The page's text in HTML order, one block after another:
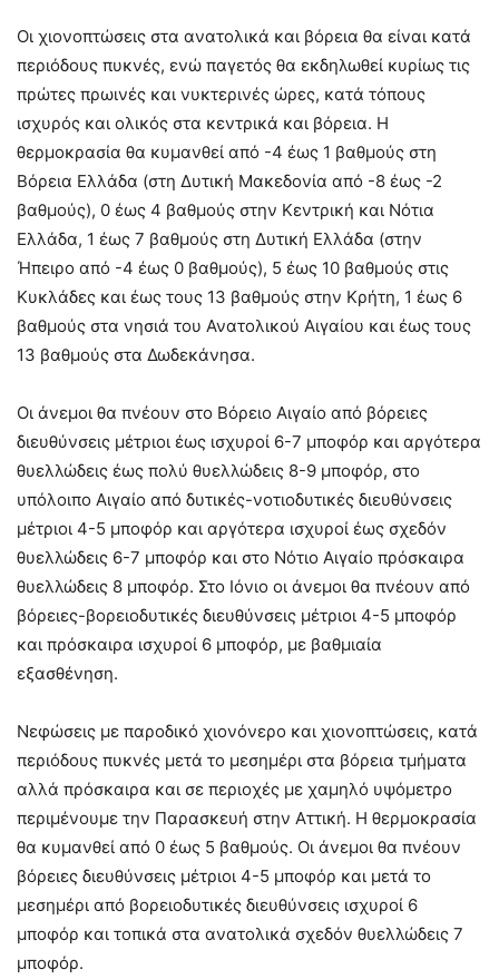
Οι χιονοπτώσεις στα ανατολικά και βόρεια θα είναι κατά
περιόδους πυκνές, ενώ παγετός θα εκδηλωθεί κυρίως τις
πρώτες πρωινές και νυκτερινές ώρες, κατά τόπους
ισχυρός και ολικός στα κεντρικά και βόρεια. Η
θερμοκρασία θα κυμανθεί από -4 έως 1 βαθμούς στη
Βόρεια Ελλάδα (στη Δυτική Μακεδονία από -8 έως -2
βαθμούς), 0 έως 4 βαθμούς στην Κεντρική και Νότια
Ελλάδα, 1 έως 7 βαθμούς στη Δυτική Ελλάδα (στην
Ήπειρο από -4 έως 0 βαθμούς), 5 έως 10 βαθμούς στις
Κυκλάδες και έως τους 13 βαθμούς στην Κρήτη, 1 έως 6
βαθμούς στα νησιά του Ανατολικού Αιγαίου και έως τους
13 βαθμούς στα Δωδεκάνησα.
Οι άνεμοι θα πνέουν στο Βόρειο Αιγαίο από βόρειες
διευθύνσεις μέτριοι έως ισχυροί 6-7 μποφόρ και αργότερα
θυελλώδεις έως πολύ θυελλώδεις 8-9 μποφόρ, στο
υπόλοιπο Αιγαίο από δυτικές-νοτιοδυτικές διευθύνσεις
μέτριοι 4-5 μποφόρ και αργότερα ισχυροί έως σχεδόν
θυελλώδεις 6-7 μποφόρ και στο Νότιο Αιγαίο πρόσκαιρα
θυελλώδεις 8 μποφόρ. Στο Ιόνιο οι άνεμοι θα πνέουν από
βόρειες-βορειοδυτικές διευθύνσεις μέτριοι 4-5 μποφόρ
και πρόσκαιρα ισχυροί 6 μποφόρ, με βαθμιαία
εξασθένηση.
Νεφώσεις με παροδικό χιονόνερο και χιονοπτώσεις, κατά
περιόδους πυκνές μετά το μεσημέρι στα βόρεια τμήματα
αλλά πρόσκαιρα και σε περιοχές με χαμηλό υψόμετρο
περιμένουμε την Παρασκευή στην Αττική. Η θερμοκρασία
θα κυμανθεί από 0 έως 5 βαθμούς. Οι άνεμοι θα πνέουν
βόρειες διευθύνσεις μέτριοι 4-5 μποφόρ και μετά το
μεσημέρι από βορειοδυτικές διευθύνσεις ισχυροί 6
μποφόρ και τοπικά στα ανατολικά σχεδόν θυελλώδεις 7
μποφόρ.